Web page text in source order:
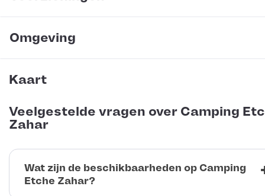
Omgeving
Kaart
Veelgestelde vragen over Camping
Zahar
Wat zijn de beschikbaarheden op Camping
Etche Zahar?